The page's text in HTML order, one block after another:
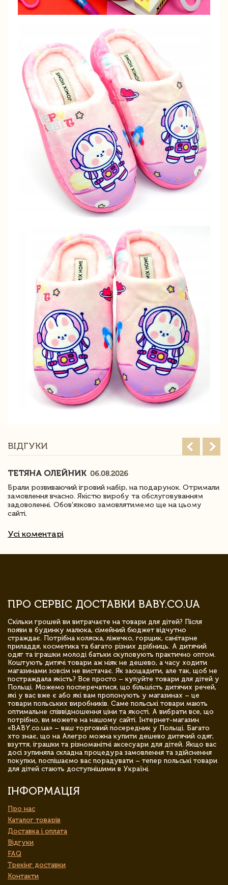
ВІДГУКИ
ТЕТЯНА ОЛЕЙНИК 06.08.2026
Брали розвиваючий ігровий набір, на подарунок. Отримали
замовлення вчасно. Якістю виробу та обслуговуванням
задоволенні. Обов'язково замовлятимемо ще на цьому
сайті.
Усі коментарі
ПРО СЕРВІС ДОСТАВКИ BABY.CO.UA
Скільки грошей ви витрачаєте на товари для дітей? Після
появи в будинку малюка, сімейний бюджет відчутно
страждає. Потрібна коляска, ліжечко, горщик, санітарне
приладдя, косметика та багато різних дрібниць. А дитячий
одяг та іграшки молоді батьки скуповують практично оптом.
Коштують дитячі товари аж ніяк не дешево, а часу ходити
магазинами зовсім не вистачає. Як заощадити, але так, щоб не
постраждала якість? Все просто – купуйте товари для дітей у
Польщі. Можемо посперечатися, що більшість дитячих речей,
які у вас вже є або які вам пропонують у магазинах – це
товари польських виробників. Саме польські товари мають
оптимальне співвідношення ціни та якості. А вибрати все, що
потрібно, ви можете на нашому сайті. Інтернет-магазин
«BABY.co.ua» – ваш торговий посередник у Польщі. Багато
хто знає, що на Алегро можна купити дешево дитячий одяг,
взуття, іграшки та різноманітні аксесуари для дітей. Якщо вас
досі зупиняла складна процедура замовлення та здійснення
покупки, поспішаємо вас порадувати – тепер польські товари
для дітей стають доступнішими в Україні.
ІНФОРМАЦІЯ
Про нас
Каталог товарів
Доставка і оплата
Відгуки
FAQ
Трекінг доставки
Контакти